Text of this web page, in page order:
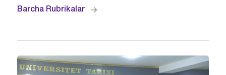
Barcha Rubrikalar